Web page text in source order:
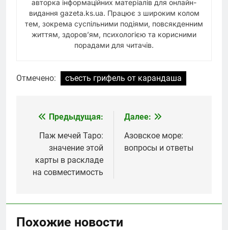
авторка інформаційних матеріалів для онлайн-
видання gazeta.ks.ua. Працює з широким колом
тем, зокрема суспільними подіями, повсякденним
життям, здоров’ям, психологією та корисними
порадами для читачів.
Отмечено: съесть грифель от карандаша
Навигация
по
записям
Предыдущая:
Паж мечей Таро:
значение этой
карты в раскладе
на совместимость
Далее:
Азовское море:
вопросы и ответы
Похожие новости